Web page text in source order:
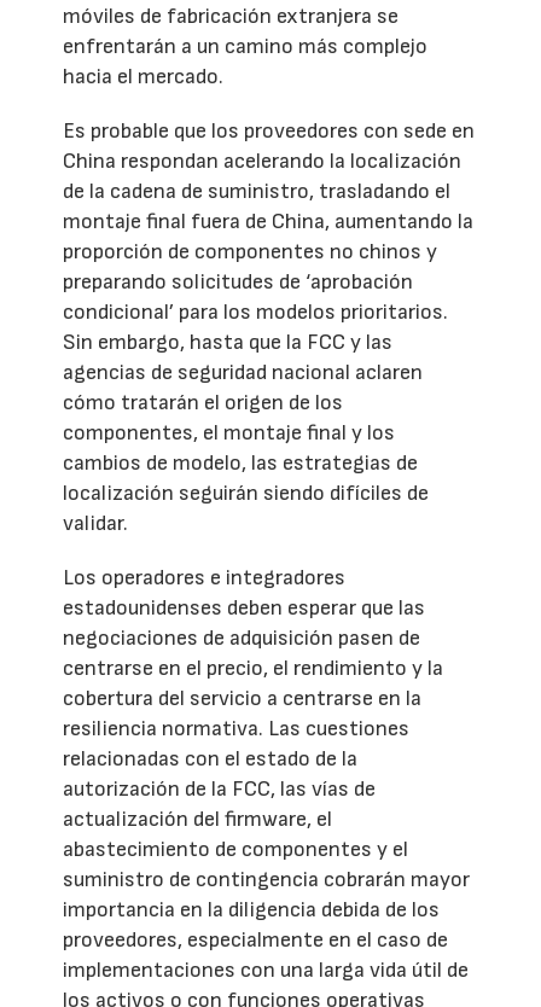
móviles de fabricación extranjera se
enfrentarán a un camino más complejo
hacia el mercado.
Es probable que los proveedores con sede en
China respondan acelerando la localización
de la cadena de suministro, trasladando el
montaje final fuera de China, aumentando la
proporción de componentes no chinos y
preparando solicitudes de ‘aprobación
condicional’ para los modelos prioritarios.
Sin embargo, hasta que la FCC y las
agencias de seguridad nacional aclaren
cómo tratarán el origen de los
componentes, el montaje final y los
cambios de modelo, las estrategias de
localización seguirán siendo difíciles de
validar.
Los operadores e integradores
estadounidenses deben esperar que las
negociaciones de adquisición pasen de
centrarse en el precio, el rendimiento y la
cobertura del servicio a centrarse en la
resiliencia normativa. Las cuestiones
relacionadas con el estado de la
autorización de la FCC, las vías de
actualización del firmware, el
abastecimiento de componentes y el
suministro de contingencia cobrarán mayor
importancia en la diligencia debida de los
proveedores, especialmente en el caso de
implementaciones con una larga vida útil de
los activos o con funciones operativas